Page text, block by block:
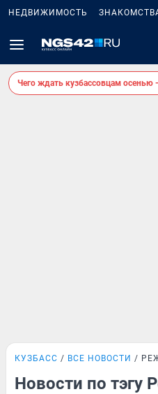
НЕДВИЖИМОСТЬ
Чего ждать кузбассовцам осенью
КУЗБАСС ВСЕ НОВОСТИ
Новости по тэгу